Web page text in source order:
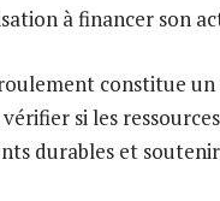
à financer son
constitue un
si les
durables et